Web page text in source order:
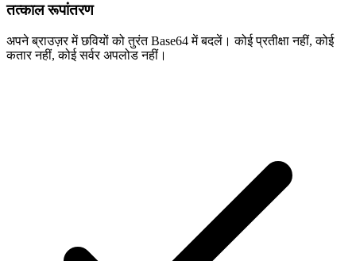
तत्काल रूपांतरण
अपने ब्राउज़र में छवियों को तुरंत Base64 में बदलें। कोई प्रतीक्षा नहीं, कोई
कतार नहीं, कोई सर्वर अपलोड नहीं।